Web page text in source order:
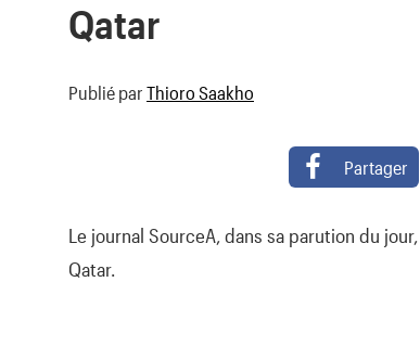
Qatar
Publié par Thioro Saakho
Partager
Le journal SourceA, dans sa parution du
Qatar.